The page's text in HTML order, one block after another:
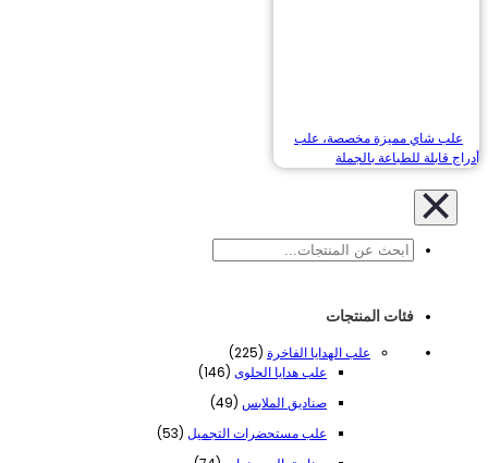
شاي مميزة مخصصة، علب
للطباعة بالجملة
بحث
فئات المنتجات
علب الهدايا الفاخرة 225
225
منتج علب هدايا الحلوى 146
146
منتج
صناديق الملابس 49
49
علب مستحضرات التجميل 53
53
منتج